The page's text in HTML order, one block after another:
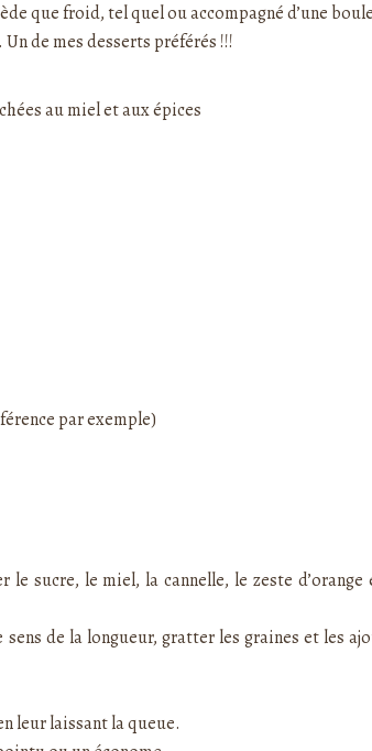
que froid, tel quel ou accompagné d’une
Un de mes desserts préférés !!!
par exemple)
le sucre, le miel, la cannelle, le zeste d’orange
sens de la longueur, gratter les graines et les
leur laissant la queue.